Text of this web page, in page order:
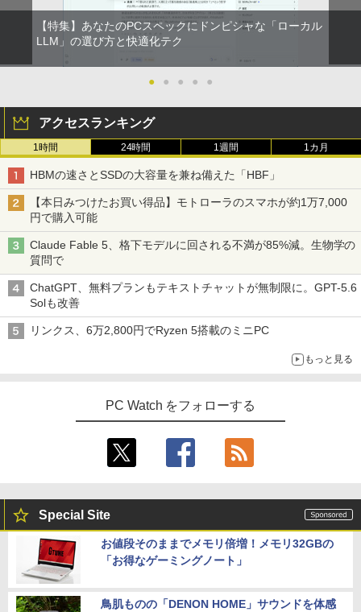
【特集】あなたのPCスペックにドンピシャな「ローカル
LLM」の選び方と快適化テク
● ● ● ● ●
アクセスランキング
1時間 24時間 1週間 1カ月
HBMの速さとSSDの大容量を兼ね備えた「HBF」
【本日みつけたお買い得品】モトローラのスマホが約1万7,000
円で購入可能
Claude Fable 5、格下モデルに回される不満が85%減。生物学の
質問で
ChatGPT、無料プランもテキストチャットが無制限に。GPT-5.6
Solも改善
リンクス、6万2,800円でRyzen 5搭載のミニPC
もっと見る
PC Watch をフォローする
Special Site
お値段そのままでメモリ倍増！メモリ32GBの
「お得なゲーミングノート」
鳥肌ものの「DENON HOME」サウンドを体感